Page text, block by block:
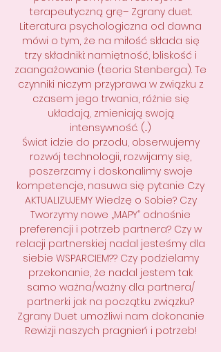
terapeutyczną grę– Zgrany duet.
Literatura psychologiczna od dawna
mówi o tym, że na miłość składa się
trzy składniki: namiętność, bliskość i
zaangażowanie (teoria Stenberga). Te
czynniki niczym przyprawa w związku z
czasem jego trwania, różnie się
układają, zmieniają swoją
intensywność. (...)
Świat idzie do przodu, obserwujemy
rozwój technologii, rozwijamy się,
poszerzamy i doskonalimy swoje
kompetencje, nasuwa się pytanie Czy
AKTUALIZUJEMY Wiedzę o Sobie? Czy
Tworzymy nowe „MAPY” odnośnie
preferencji i potrzeb partnera? Czy w
relacji partnerskiej nadal jesteśmy dla
siebie WSPARCIEM?? Czy podzielamy
przekonanie, że nadal jestem tak
samo ważna/ważny dla partnera/
partnerki jak na początku związku?
Zgrany Duet umożliwi nam dokonanie
Rewizji naszych pragnień i potrzeb!